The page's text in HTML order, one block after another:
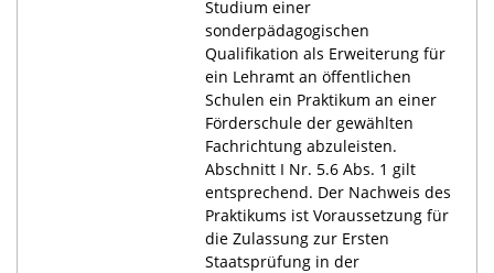
Studium einer
sonderpädagogischen
Qualifikation als Erweiterung für
ein Lehramt an öffentlichen
Schulen ein Praktikum an einer
Förderschule der gewählten
Fachrichtung abzuleisten.
Abschnitt I Nr. 5.6 Abs. 1 gilt
entsprechend. Der Nachweis des
Praktikums ist Voraussetzung für
die Zulassung zur Ersten
Staatsprüfung in der